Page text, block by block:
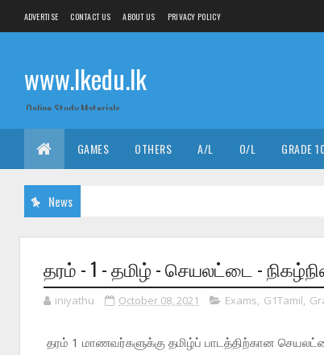
ADVERTISE CONTACT US ABOUT US PRIVACY POLICY
www.lkedu.lk
Online Study Materials
GAMES OTHERS A/L O/L GRADE
News
தரம் - 1 - தமிழ் - செயலட்டை -
iniyathu October 08, 2021 Exams, G1Tamil,
தரம் 1 மாணவர்களுக்கு தமிழ்ப் பாடத்திற்கான